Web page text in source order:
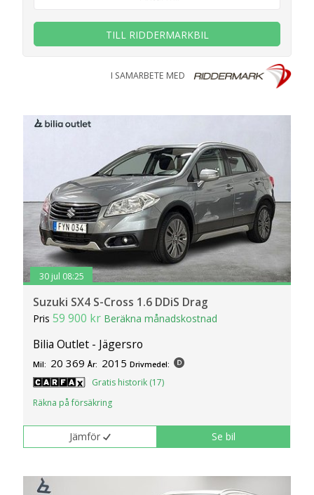
TILL RIDDERMARKBIL
I SAMARBETE MED
30 jul 08:25
Suzuki SX4 S-Cross 1.6 DDiS Drag
Pris59 900 kr Beräkna månadskostnad
Bilia Outlet - Jägersro
Mil: 20 369 År: 2015 Drivmedel:
Gratis historik (17)
Räkna på försäkring
Jämför Se bil